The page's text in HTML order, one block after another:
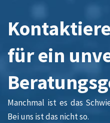
für ein
Manchmal ist es das
Bei uns ist das nicht so.